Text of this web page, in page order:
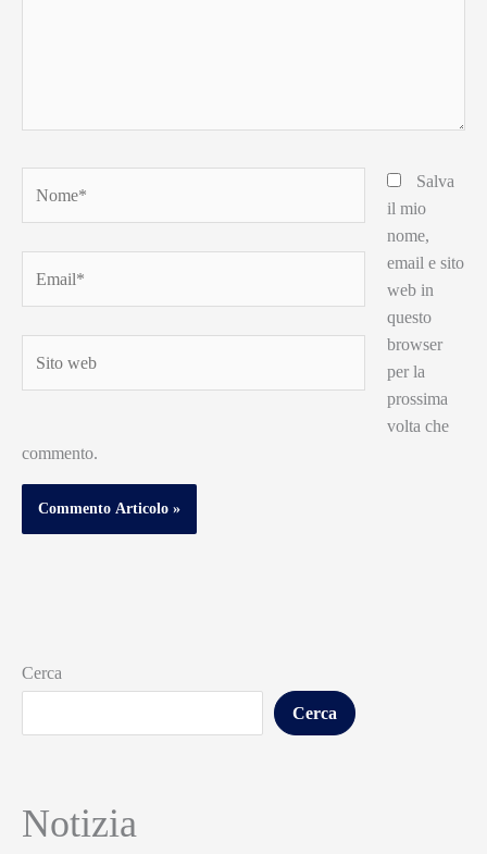
Salva
il mio
nome,
email e sito
web in
questo
browser
per la
prossima
volta che
commento.
Cerca
Cerca
Notizia